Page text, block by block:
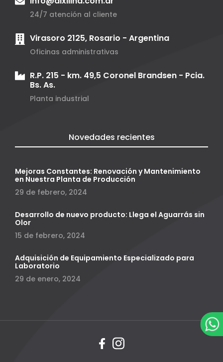
24/7 atención al cliente
Virasoro 2125, Rosario - Argentina
Oficinas administrativas
R.P. 215 - km. 49,5 Coronel Brandsen - Pcia.
Bs. As.
Planta industrial
Novedades recientes
Mejoras Constantes: Renovación y Mantenimiento
en Nuestra Planta de Producción
29 de febrero, 2024
Desarrollo de nuevo producto: Llega el Aguarrás sin
Olor
15 de febrero, 2024
Adquisición de Equipamiento Especializado para
Laboratorio
29 de enero, 2024